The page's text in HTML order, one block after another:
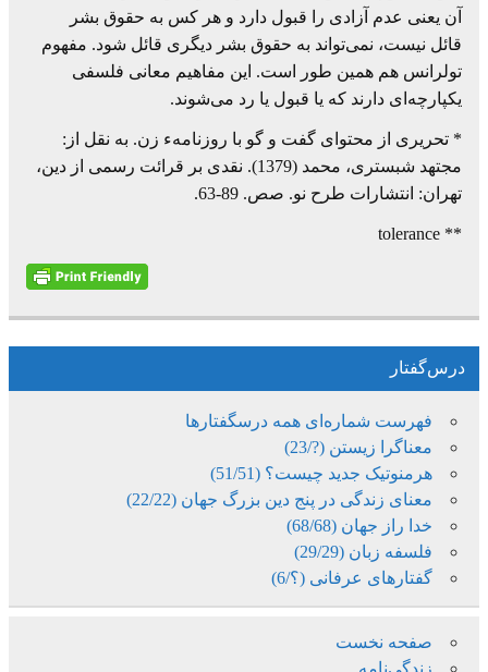
آن یعنی عدم آزادی را قبول دارد و هر کس به حقوق بشر
قائل نیست، نمی‌تواند به حقوق بشر دیگری قائل شود. مفهوم
تولرانس هم همین طور است. این مفاهیم معانی فلسفی
یکپارچه‌ای دارند که یا قبول یا رد می‌شوند.
* تحریری از محتوای گفت و گو با روزنامهء زن. به نقل از:
مجتهد شبستری، محمد (1379). نقدی بر قرائت رسمی از دین،
تهران: انتشارات طرح نو. صص. 89-63.
** tolerance
درس‌گفتار
فهرست شماره‌ای همه درسگفتارها
معناگرا زیستن (?/23)
هرمنوتیک جدید چیست؟ (51/51)
معنای زندگی در پنج دین بزرگ جهان (22/22)
خدا راز جهان (68/68)
فلسفه زبان (29/29)
گفتارهای عرفانی (؟/6)
صفحه نخست